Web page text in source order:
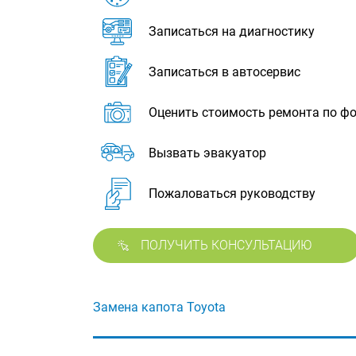
Записаться на диагностику
Записаться в автосервис
Оценить стоимость ремонта по
Вызвать эвакуатор
Пожаловаться руководству
ПОЛУЧИТЬ КОНСУЛЬТАЦИЮ
Замена капота Toyota